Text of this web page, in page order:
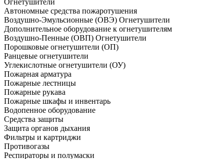
Огнетушители
Автономные средства пожаротушения
Воздушно-Эмульсионные (ОВЭ) Огнетушители
Дополнительное оборудование к огнетушителям
Воздушно-Пенные (ОВП) Огнетушители
Порошковые огнетушители (ОП)
Ранцевые огнетушители
Углекислотные огнетушители (ОУ)
Пожарная арматура
Пожарные лестницы
Пожарные рукава
Пожарные шкафы и инвентарь
Водопенное оборудование
Средства защиты
Защита органов дыхания
Фильтры и картриджи
Противогазы
Респираторы и полумаски